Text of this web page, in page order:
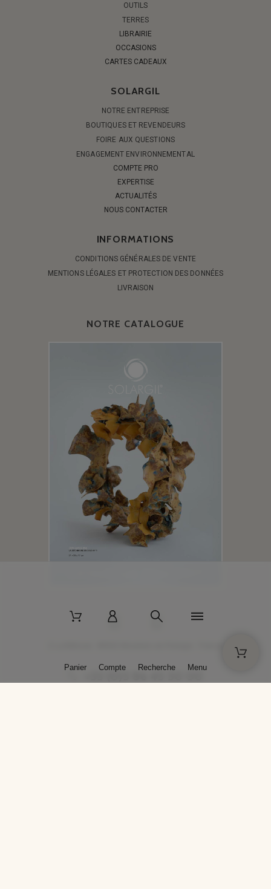
OUTILS
TERRES
LIBRAIRIE
OCCASIONS
CARTES CADEAUX
SOLARGIL
NOTRE ENTREPRISE
BOUTIQUES ET REVENDEURS
FOIRE AUX QUESTIONS
ENGAGEMENT ENVIRONNEMENTAL
COMPTE PRO
EXPERTISE
ACTUALITÉS
NOUS CONTACTER
INFORMATIONS
CONDITIONS GÉNÉRALES DE VENTE
MENTIONS LÉGALES ET PROTECTION DES DONNÉES
LIVRAISON
NOTRE CATALOGUE
+33 (0)3 86 45 50 00
Panier Compte Recherche Menu